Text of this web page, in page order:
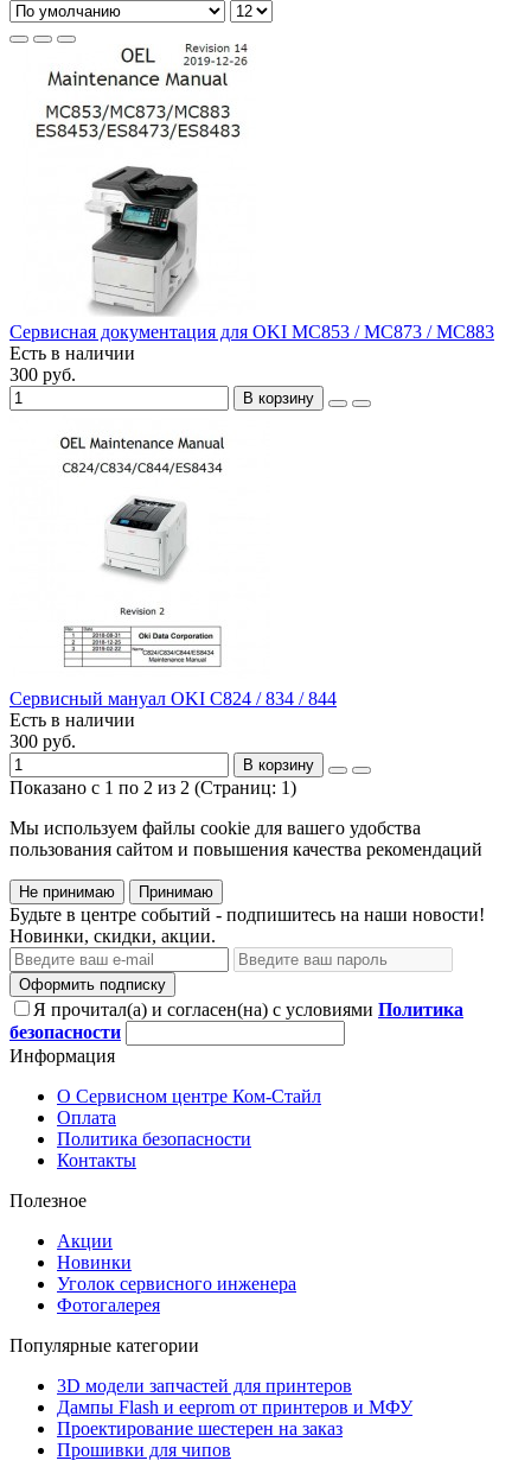
Сервисная документация для OKI MC853 / MC873 / MC883
Есть в наличии
300 руб.
В корзину
Сервисный мануал OKI C824 / 834 / 844
Есть в наличии
300 руб.
В корзину
Показано с 1 по 2 из 2 (Страниц: 1)
Мы используем файлы cookie для вашего удобства
пользования сайтом и повышения качества рекомендаций
Не принимаю Принимаю
Будьте в центре событий - подпишитесь на наши новости!
Новинки, скидки, акции.
Оформить подписку
Я прочитал(а) и согласен(на) с условиями Политика
безопасности
Информация
О Сервисном центре Ком-Стайл
Оплата
Политика безопасности
Контакты
Полезное
Акции
Новинки
Уголок сервисного инженера
Фотогалерея
Популярные категории
3D модели запчастей для принтеров
Дампы Flash и eeprom от принтеров и МФУ
Проектирование шестерен на заказ
Прошивки для чипов